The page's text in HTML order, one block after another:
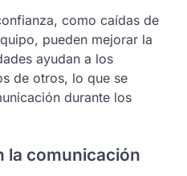
como caídas de
pueden mejorar la
ayudan a los
de otros, lo que se
durante los
la comunicación